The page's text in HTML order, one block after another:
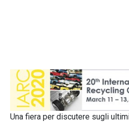
Una fiera per discutere sugli